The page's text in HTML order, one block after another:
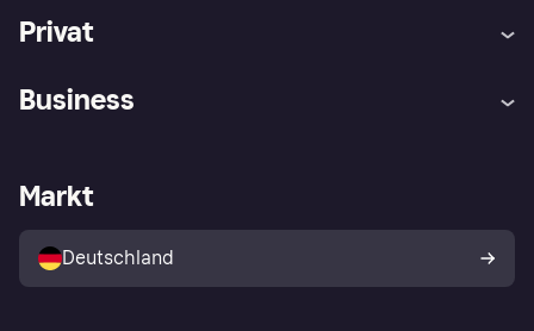
Privat
Klarna App
Shops entdecken
Käuferschutzrichtlinie
Dein Widerrufsrecht
Business
Händlerportal
Markt
Deutschland